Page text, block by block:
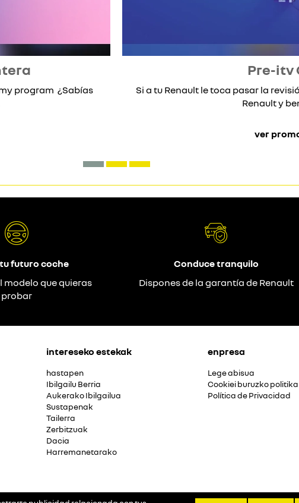
program ¿Sabías
Pre-itv
Si a tu Renault le toca pasar la
Renault y
ver
futuro coche
modelo que quieras
probar
Conduce tranquilo
Dispones de la garantía de Renault
intereseko estekak
hastapen
Ibilgailu Berria
Aukerako Ibilgailua
Sustapenak
Tailerra
Zerbitzuak
Dacia
Harremanetarako
enpresa
Lege abisua
Cookiei buruzko politika
Política de Privacidad